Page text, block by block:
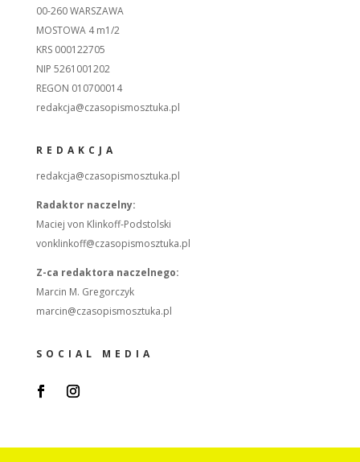
00-260 WARSZAWA
MOSTOWA 4 m1/2
KRS 000122705
NIP 5261001202
REGON 010700014
redakcja@czasopismosztuka.pl
REDAKCJA
redakcja@czasopismosztuka.pl
Radaktor naczelny:
Maciej von Klinkoff-Podstolski
vonklinkoff@czasopismosztuka.pl
Z-ca redaktora naczelnego:
Marcin M. Gregorczyk
marcin@czasopismosztuka.pl
SOCIAL MEDIA